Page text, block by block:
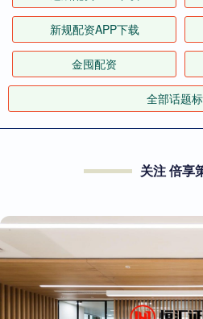
新规配资APP下载
金囤配资
全部话题
关注 倍享